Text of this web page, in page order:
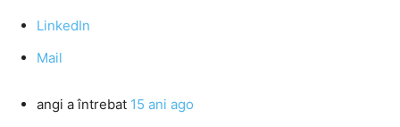
LinkedIn
Mail
angi a întrebat 15 ani ago